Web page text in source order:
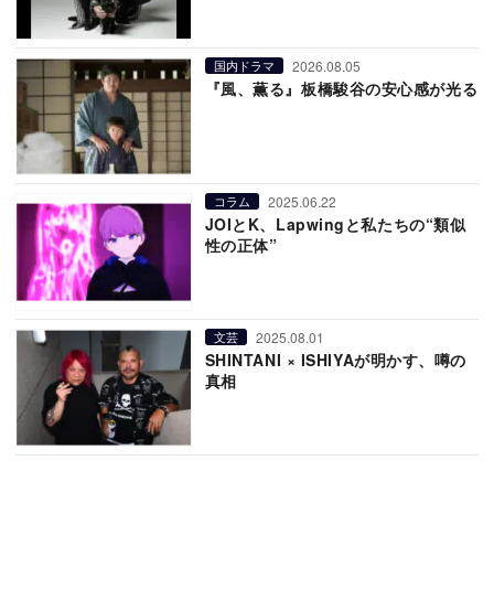
国内ドラマ 2026.08.05
『風、薫る』板橋駿谷の安心感が光る
コラム 2025.06.22
JOIとK、Lapwingと私たちの“類似
性の正体”
文芸 2025.08.01
SHINTANI × ISHIYAが明かす、噂の
真相